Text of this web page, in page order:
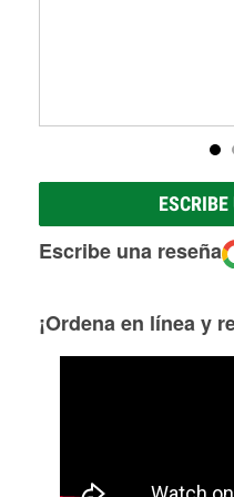
Escribe una reseña
¡Ordena en línea y